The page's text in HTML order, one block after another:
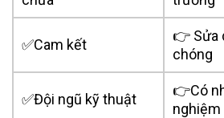
✅Cam kết
👉 Sửa
chóng
✅Đội ngũ kỹ thuật
👉Có
nghiệm